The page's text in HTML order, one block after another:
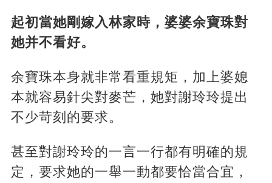
起初當她剛嫁入林家時，婆婆余寶珠對
她并不看好。
余寶珠本身就非常看重規矩，加上婆媳
本就容易針尖對麥芒，她對謝玲玲提出
不少苛刻的要求。
甚至對謝玲玲的一言一行都有明確的規
定，要求她的一舉一動都要恰當合宜，